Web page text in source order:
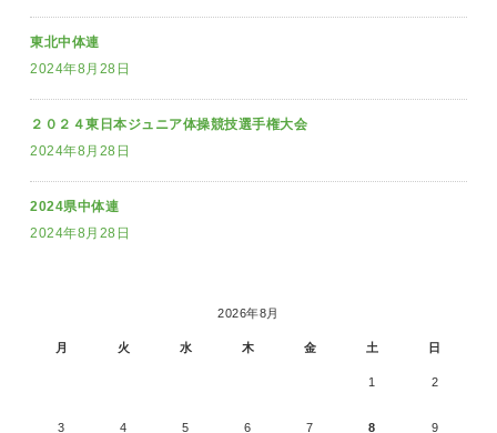
東北中体連
2024年8月28日
２０２４東日本ジュニア体操競技選手権大会
2024年8月28日
2024県中体連
2024年8月28日
2026年8月
月 火 水 木 金 土 日
1 2
3 4 5 6 7 8 9